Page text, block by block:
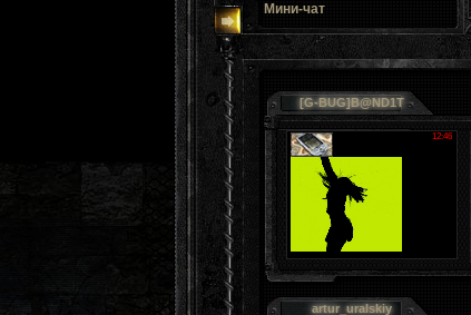
Мини-чат